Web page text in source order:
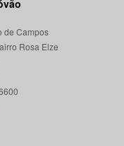
de Campos
Rosa Elze